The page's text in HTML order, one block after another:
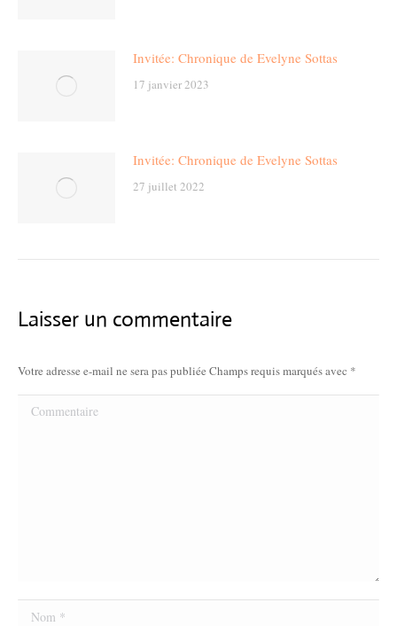
Invitée: Chronique de Evelyne Sottas
17 janvier 2023
Invitée: Chronique de Evelyne Sottas
27 juillet 2022
Laisser un commentaire
Votre adresse e-mail ne sera pas publiée Champs requis marqués avec *
Commentaire
Nom *